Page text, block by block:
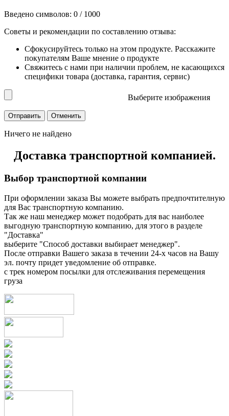
Введено символов: 0 / 1000
Советы и рекомендации по составлению отзыва:
Сфокусируйтесь только на этом продукте. Расскажите
покупателям Ваше мнение о продукте
Свяжитесь с нами при наличии проблем, не касающихся
специфики товара (доставка, гарантия, сервис)
Выберите изображения
Ничего не найдено
Доставка транспортной компанией.
Выбор транспортной компании
При оформлении заказа Вы можете выбрать предпочтителную
для Вас транспортную компанию.
Так же наш менеджер может подобрать для вас наиболее
выгодную транспортную компанию, для этого в разделе
"Доставка"
выберите "Способ доставки выбирает менеджер".
После отправки Вашего заказа в течении 24-х часов на Вашу
эл. почту придет уведомление об отправке.
с трек номером посылки для отслеживания перемещения
груза